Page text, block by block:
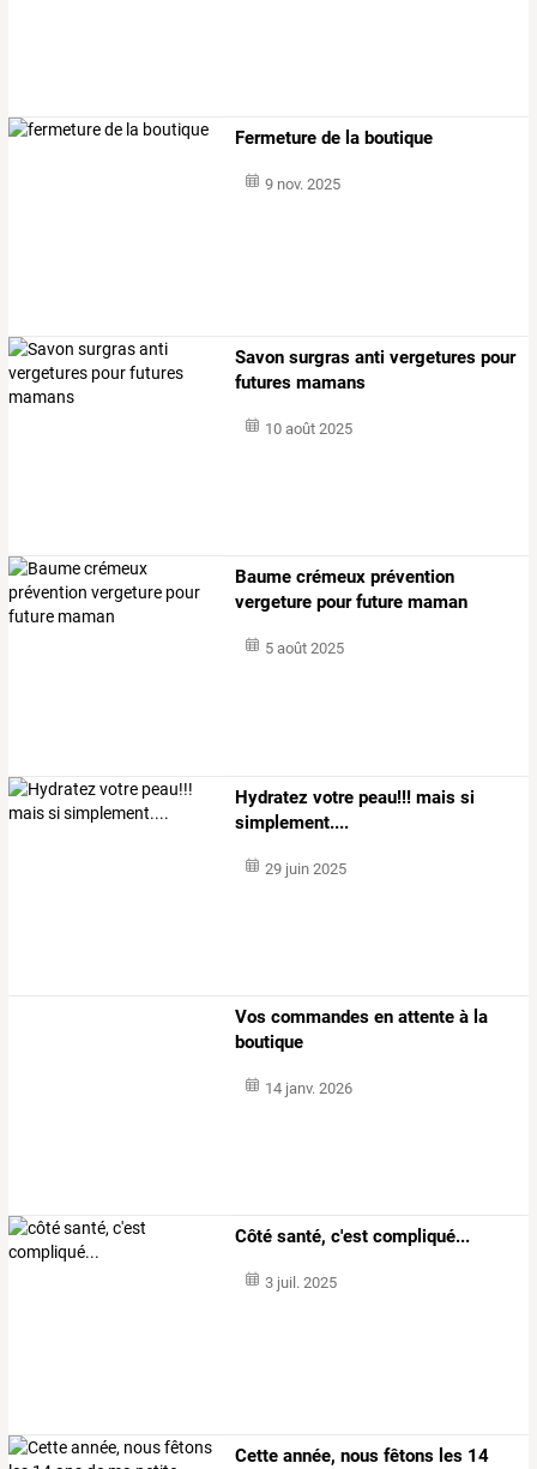
Fermeture de la boutique
9 nov. 2025
Savon surgras anti vergetures pour
futures mamans
10 août 2025
Baume crémeux prévention
vergeture pour future maman
5 août 2025
Hydratez votre peau!!! mais si
simplement....
29 juin 2025
Vos commandes en attente à la
boutique
14 janv. 2026
Côté santé, c'est compliqué...
3 juil. 2025
Cette année, nous fêtons les 14